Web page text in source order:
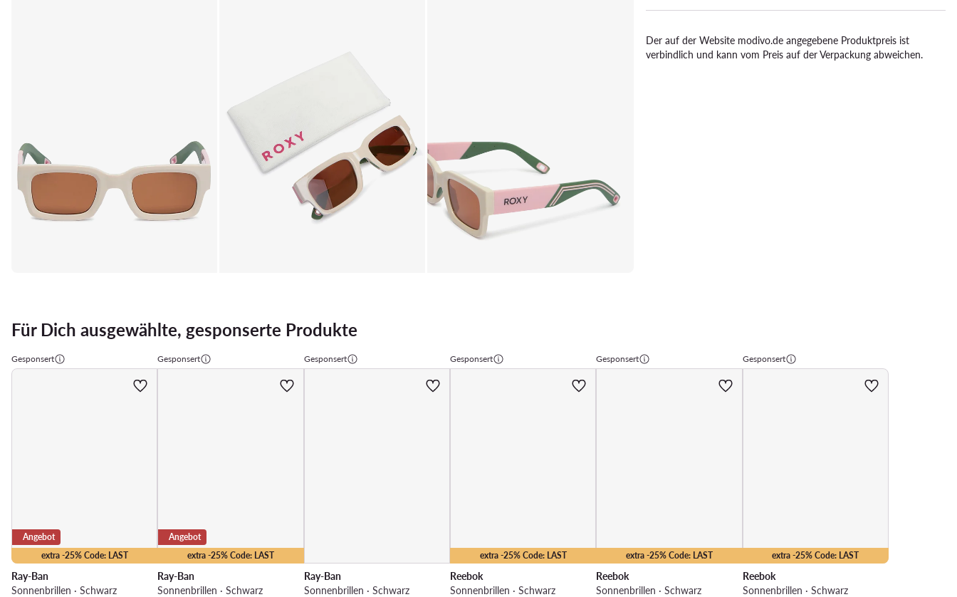
Der auf der Website modivo.de angegebene Produktpreis ist
verbindlich und kann vom Preis auf der Verpackung abweichen.
Für Dich ausgewählte, gesponserte Produkte
Gesponsert
extra -25% Code: LAST
Angebot
Ray-Ban
Sonnenbrillen · Schwarz
Gesponsert
extra -25% Code: LAST
Angebot
Ray-Ban
Sonnenbrillen · Schwarz
Gesponsert
Ray-Ban
Sonnenbrillen · Schwarz
Gesponsert
extra -25% Code: LAST
Reebok
Sonnenbrillen · Schwarz
Gesponsert
extra -25% Code: LAST
Reebok
Sonnenbrillen · Schwarz
Gesponsert
extra -25% Code: LAST
Reebok
Sonnenbrillen · Schwarz